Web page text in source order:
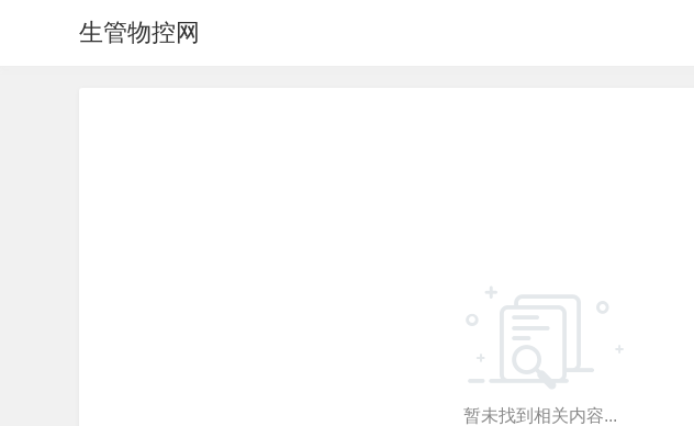
生管物控网
暂未找到相关内容...